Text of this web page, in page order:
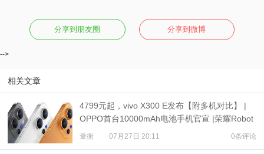
分享到朋友圈 分享到微博
-->
相关文章
4799元起，vivo X300 E发布【附多机对比】 |
OPPO首台10000mAh电池手机官宣 |荣耀Robot
Phone定档
量衡 07月27日 20:11 0条评论